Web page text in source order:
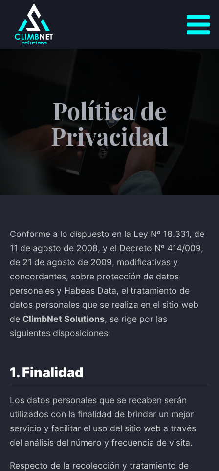
Política de
Privacidad
Conforme a lo dispuesto en la Ley Nº 18.331, de
11 de agosto de 2008, y el Decreto Nº 414/009,
de 21 de agosto de 2009, modificativas y
concordantes, sobre protección de datos
personales y Habeas Data, el tratamiento de
datos personales que se realiza en el sitio web
de ClimbNet Solutions, se rige por las
siguientes disposiciones:
1. Finalidad
Los datos personales que se recaben serán
utilizados con la finalidad de brindar un mejor
servicio y facilitar el uso del sitio web a través
del análisis del número y frecuencia de visita.
Respecto de la recolección y tratamiento de